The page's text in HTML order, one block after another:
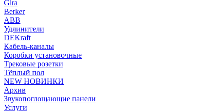
Gira
Berker
ABB
Удлинители
DEKraft
Кабель-каналы
Коробки установочные
Трековые розетки
Тёплый пол
NEW НОВИНКИ
Архив
Звукопоглощающие панели
Услуги